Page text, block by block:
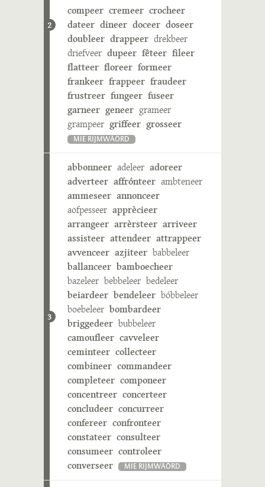
2
compeer cremeer crocheer
dateer dineer doceer doseer
doubleer drappeer drekbeer
driefveer dupeer fêteer fileer
flatteer floreer formeer
frankeer frappeer fraudeer
frustreer fungeer fuseer
garneer geneer grameer
grampeer griffeer grosseer
MIE RIJMWÄÖRD
3
abbonneer adeleer adoreer
adverteer affrónteer ambteneer
ammeseer annonceer
aofpesseer apprècieer
arrangeer arrèrsteer arriveer
assisteer attendeer attrappeer
avvenceer azjiteer babbeleer
ballanceer bamboecheer
bazeleer bebbeleer bedeleer
beiardeer bendeleer bóbbeleer
boebeleer bombardeer
briggedeer bubbeleer
camoufleer cavveleer
ceminteer collecteer
combineer commandeer
completeer componeer
concentreer concerteer
concludeer concurreer
confereer confronteer
constateer consulteer
consumeer controleer
converseer
MIE RIJMWÄÖRD